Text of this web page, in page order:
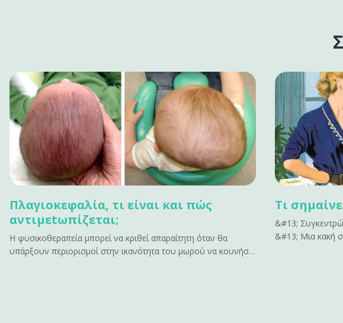
Πλαγιοκεφαλία, τι είναι και πώς
αντιμεtωπίζεται;
Η φυσικοθεραπεία μπορεί να κριθεί απαραίτητη όταν θα
υπάρξουν περιορισμοί στην ικανότητα του μωρού να κουνήσει
Τι
&#13;
&#13; Μια κακή